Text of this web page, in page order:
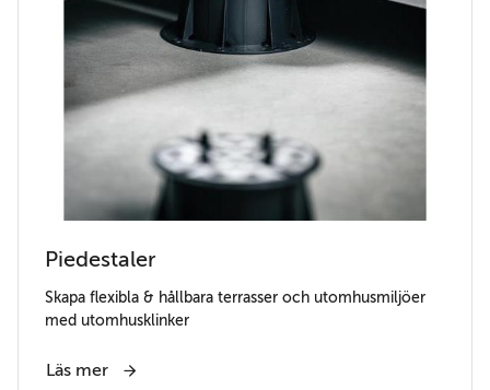
Piedestaler
Skapa flexibla & hållbara terrasser och utomhusmiljöer
med utomhusklinker
Läs mer